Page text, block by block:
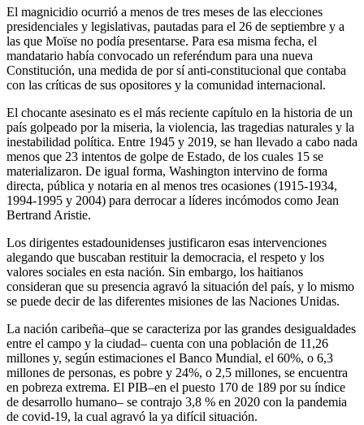
El magnicidio ocurrió a menos de tres meses de las elecciones
presidenciales y legislativas, pautadas para el 26 de septiembre y a
las que Moïse no podía presentarse. Para esa misma fecha, el
mandatario había convocado un referéndum para una nueva
Constitución, una medida de por sí anti-constitucional que contaba
con las críticas de sus opositores y la comunidad internacional.
El chocante asesinato es el más reciente capítulo en la historia de un
país golpeado por la miseria, la violencia, las tragedias naturales y la
inestabilidad política. Entre 1945 y 2019, se han llevado a cabo nada
menos que 23 intentos de golpe de Estado, de los cuales 15 se
materializaron. De igual forma, Washington intervino de forma
directa, pública y notaria en al menos tres ocasiones (1915-1934,
1994-1995 y 2004) para derrocar a líderes incómodos como Jean
Bertrand Aristie.
Los dirigentes estadounidenses justificaron esas intervenciones
alegando que buscaban restituir la democracia, el respeto y los
valores sociales en esta nación. Sin embargo, los haitianos
consideran que su presencia agravó la situación del país, y lo mismo
se puede decir de las diferentes misiones de las Naciones Unidas.
La nación caribeña–que se caracteriza por las grandes desigualdades
entre el campo y la ciudad– cuenta con una población de 11,26
millones y, según estimaciones el Banco Mundial, el 60%, o 6,3
millones de personas, es pobre y 24%, o 2,5 millones, se encuentra
en pobreza extrema. El PIB–en el puesto 170 de 189 por su índice
de desarrollo humano– se contrajo 3,8 % en 2020 con la pandemia
de covid-19, la cual agravó la ya difícil situación.